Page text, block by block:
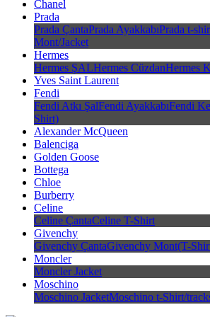
Chanel
Prada
Prada ÇantaPrada AyakkabıPrada t-
Mont/Jacket
Hermes
Hermes ŞALHermes CüzdanHermes
Yves Saint Laurent
Fendi
Fendi Atkı ŞalFendi AyakkabıFendi
Shirt)
Alexander McQueen
Balenciga
Golden Goose
Bottega
Chloe
Burberry
Celine
Celine ÇantaCeline T-Shirt
Givenchy
Givenchy ÇantaGivenchy Mont(T-
Moncler
Moncler Jacket
Moschino
Moschino JacketMoschino t-Shirt/